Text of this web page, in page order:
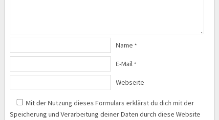
Name *
E-Mail *
Webseite
Mit der Nutzung dieses Formulars erklärst du dich mit der
Speicherung und Verarbeitung deiner Daten durch diese Website